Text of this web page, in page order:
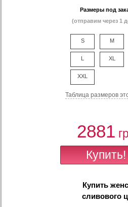
Размеры под
(отправим через 1
S M
L XL
XXL
Таблица размеров
2881
Купить
сливового